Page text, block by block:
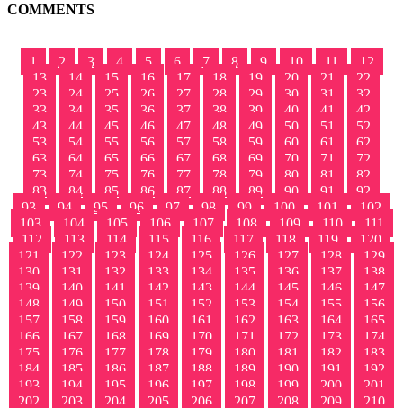
COMMENTS
1 2 3 4 5 6 7 8 9 10 11
12
13
14 15 16 17 18 19 20 21
22
23
24 25 26 27 28 29 30 31
32
33
34 35 36 37 38 39 40 41
42
43
44 45 46 47 48 49 50 51
52
53
54 55 56 57 58 59 60 61
62
63
64 65 66 67 68 69 70 71
72
73
74 75 76 77 78 79 80 81
82
83
84 85 86 87 88 89 90 91
92
93
94 95 96 97 98 99 100 101
102
103
104 105 106 107 108 109 110
111
112
113 114 115 116 117 118 119
120
121
122 123 124 125 126 127 128
129
130
131 132 133 134 135 136 137
138
139
140 141 142 143 144 145 146
147
148
149 150 151 152 153 154 155
156
157
158 159 160 161 162 163 164
165
166
167 168 169 170 171 172 173
174
175
176 177 178 179 180 181 182
183
184
185 186 187 188 189 190 191
192
193
194 195 196 197 198 199 200
201
202
203 204 205 206 207 208 209
210